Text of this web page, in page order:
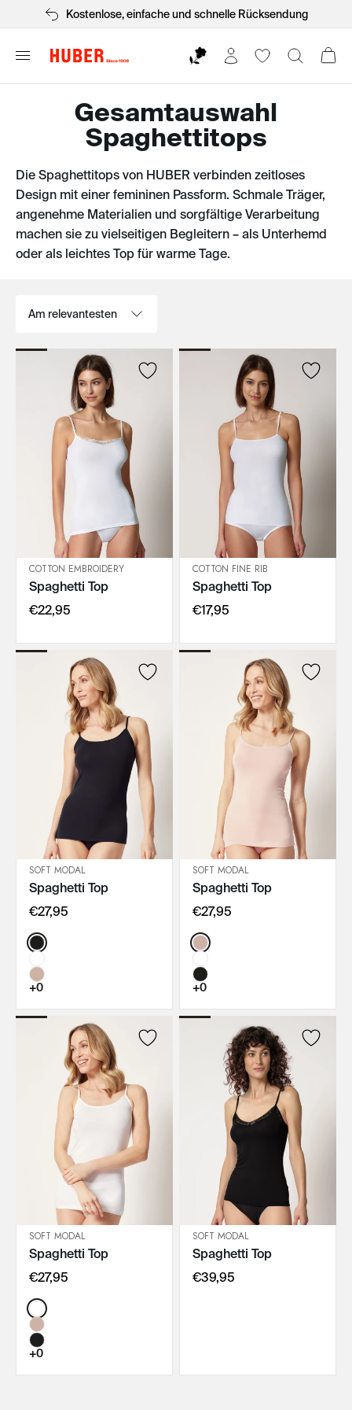
Kostenlose, einfache und schnelle Rücksendung
Gesamtauswahl
Spaghettitops
Die Spaghettitops von HUBER verbinden zeitloses
Design mit einer femininen Passform. Schmale Träger,
angenehme Materialien und sorgfältige Verarbeitung
machen sie zu vielseitigen Begleitern – als Unterhemd
oder als leichtes Top für warme Tage.
IN DEN WARENKORB
COTTON EMBROIDERY
Spaghetti Top
€22,95
IN DEN WARENKORB
COTTON FINE RIB
Spaghetti Top
€17,95
IN DEN WARENKORB
SOFT MODAL
Spaghetti Top
€27,95
Color:
+0
IN DEN WARENKORB
SOFT MODAL
Spaghetti Top
€27,95
Color:
+0
IN DEN WARENKORB
SOFT MODAL
Spaghetti Top
€27,95
Color:
+0
IN DEN WARENKORB
SOFT MODAL
Spaghetti Top
€39,95